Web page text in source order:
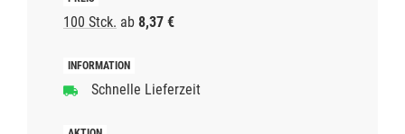
100 Stck. ab 8,37 €
Schnelle Lieferzeit